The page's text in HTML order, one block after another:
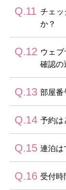
当日のご予約
ご相談くださ
Q.11 チェッ
か？
チェックイン
Q.12 ウェ
確認の
迷惑メールフ
をお願いいた
Q.13 部屋番
お部屋番号の
リクエストと
約時に備考欄
Q.14 予約は
WEB予約ま
インターネッ
得です。
Q.15 連泊は
可能です。
Q.16 受付時